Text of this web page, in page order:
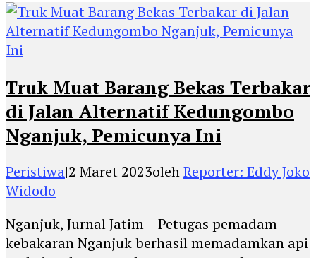
Truk Muat Barang Bekas Terbakar
di Jalan Alternatif Kedungombo
Nganjuk, Pemicunya Ini
Peristiwa|2 Maret 2023olehReporter: Eddy Joko
Widodo
Nganjuk, Jurnal Jatim – Petugas pemadam
kebakaran Nganjuk berhasil memadamkan api